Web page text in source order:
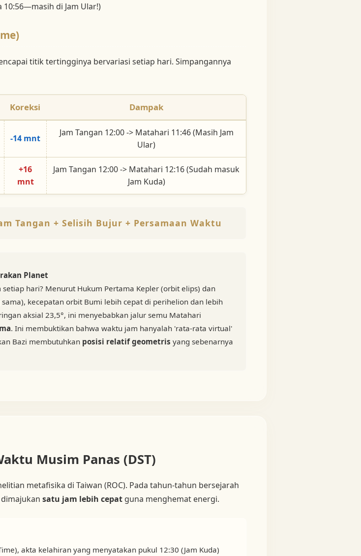
di Jam Ular!)
titik tertingginya bervariasi setiap hari. Simpangannya
Koreksi Dampak
-14 mnt
Jam Tangan 12:00 -> Matahari 11:46 (Masih Jam
Ular)
+16
mnt
Jam Tangan 12:00 -> Matahari 12:16 (Sudah masuk
Jam Kuda)
Tangan + Selisih Bujur + Persamaan Waktu
Planet
hari? Menurut Hukum Pertama Kepler (orbit elips) dan
kecepatan orbit Bumi lebih cepat di perihelion dan lebih
aksial 23,5°, ini menyebabkan jalur semu Matahari
. Ini membuktikan bahwa waktu jam hanyalah 'rata-rata virtual'
Bazi membutuhkan posisi relatif geometris yang sebenarnya
Musim Panas (DST)
metafisika di Taiwan (ROC). Pada tahun-tahun bersejarah
satu jam lebih cepat guna menghemat energi.
akta kelahiran yang menyatakan pukul 12:30 (Jam Kuda)